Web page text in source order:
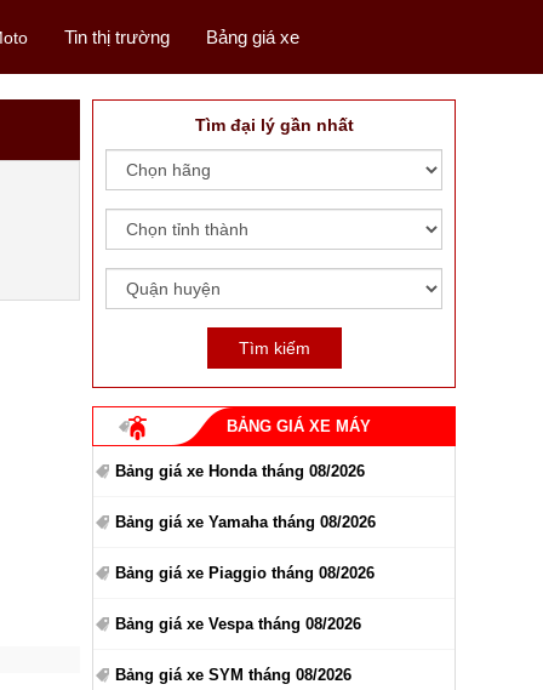
Tin thị trường Bảng giá xe
Tìm đại lý gần nhất
BẢNG GIÁ XE MÁY
Bảng giá xe Honda tháng 08/2026
Bảng giá xe Yamaha tháng 08/2026
Bảng giá xe Piaggio tháng 08/2026
Bảng giá xe Vespa tháng 08/2026
Bảng giá xe SYM tháng 08/2026